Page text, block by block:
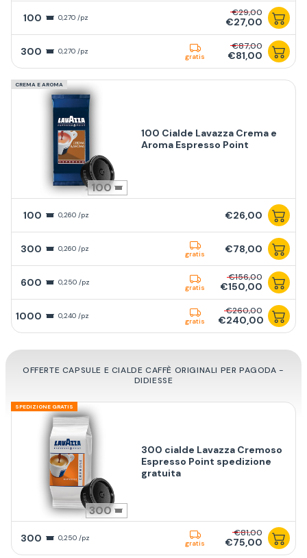
100 0,270 /pz €29,00
€27,00
300 0,270 /pz
gratis
€87,00
€81,00
CREMA E AROMA
100
100 Cialde Lavazza Crema e
Aroma Espresso Point
100 0,260 /pz €26,00
300 0,260 /pz
gratis €78,00
600 0,250 /pz
gratis
€156,00
€150,00
1000 0,240 /pz
gratis
€260,00
€240,00
OFFERTE CAPSULE E CIALDE CAFFÈ ORIGINALI PER PAGODA -
DIDIESSE
SPEDIZIONE GRATIS
300
300 cialde Lavazza Cremoso
Espresso Point spedizione
gratuita
300 0,250 /pz
gratis
€81,00
€75,00